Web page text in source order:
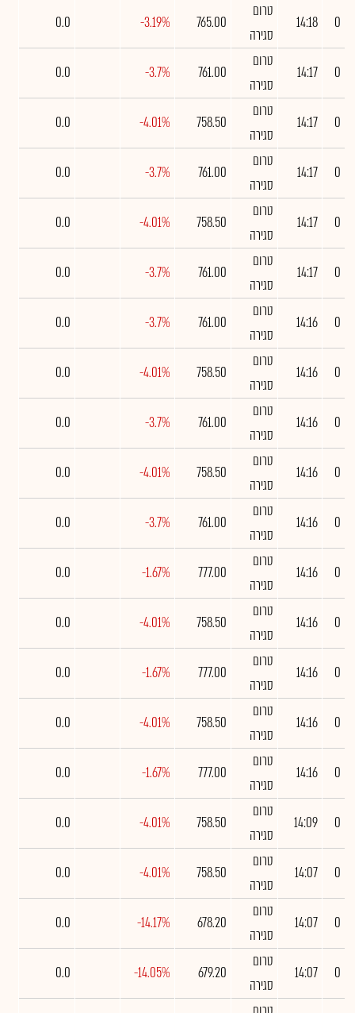
0
14:18
טרום
סגירה
765.00
-3.19%
0.0
0
14:17
טרום
סגירה
761.00
-3.7%
0.0
0
14:17
טרום
סגירה
758.50
-4.01%
0.0
0
14:17
טרום
סגירה
761.00
-3.7%
0.0
0
14:17
טרום
סגירה
758.50
-4.01%
0.0
0
14:17
טרום
סגירה
761.00
-3.7%
0.0
0
14:16
טרום
סגירה
761.00
-3.7%
0.0
0
14:16
טרום
סגירה
758.50
-4.01%
0.0
0
14:16
טרום
סגירה
761.00
-3.7%
0.0
0
14:16
טרום
סגירה
758.50
-4.01%
0.0
0
14:16
טרום
סגירה
761.00
-3.7%
0.0
0
14:16
טרום
סגירה
777.00
-1.67%
0.0
0
14:16
טרום
סגירה
758.50
-4.01%
0.0
0
14:16
טרום
סגירה
777.00
-1.67%
0.0
0
14:16
טרום
סגירה
758.50
-4.01%
0.0
0
14:16
טרום
סגירה
777.00
-1.67%
0.0
0
14:09
טרום
סגירה
758.50
-4.01%
0.0
0
14:07
טרום
סגירה
758.50
-4.01%
0.0
0
14:07
טרום
סגירה
678.20
-14.17%
0.0
0
14:07
טרום
סגירה
679.20
-14.05%
0.0